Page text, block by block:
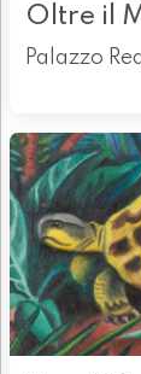
Oltre il
Palazzo